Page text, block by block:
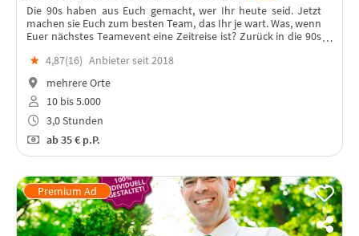
Die 90s haben aus Euch gemacht, wer Ihr heute seid. Jetzt
machen sie Euch zum besten Team, das Ihr je wart. Was, wenn
Euer nächstes Teamevent eine Zeitreise ist? Zurück in die 90s
Eurodance-Ohrwurm!
★ 4,87(16) Anbieter seit 2018
mehrere Orte
10 bis 5.000
3,0 Stunden
ab35 € p.P.